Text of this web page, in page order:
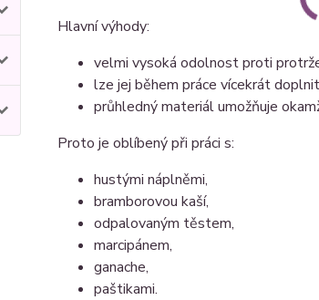
Hlavní výhody:
velmi vysoká odolnost proti
lze jej během práce vícekrát
průhledný materiál umožňuje
Proto je oblíbený při práci s:
hustými náplněmi,
bramborovou kaší,
odpalovaným těstem,
marcipánem,
ganache,
paštikami.